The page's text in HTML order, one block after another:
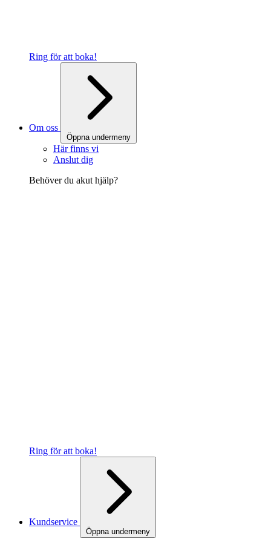
Ring för att boka!
Om oss
Öppna undermeny
Här finns vi
Anslut dig
Behöver du akut hjälp?
Ring för att boka!
Kundservice
Öppna undermeny